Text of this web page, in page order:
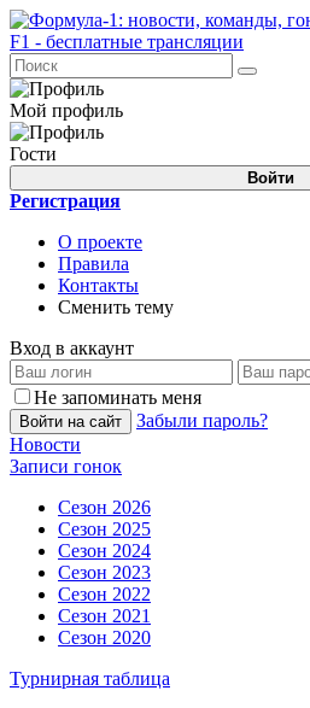
Мой профиль
Гости
Войти
Регистрация
О проекте
Правила
Контакты
Сменить тему
Вход в аккаунт
Не запоминать меня
Войти на сайт
Забыли пароль?
Новости
Записи гонок
Сезон 2026
Сезон 2025
Сезон 2024
Сезон 2023
Сезон 2022
Сезон 2021
Сезон 2020
Турнирная таблица